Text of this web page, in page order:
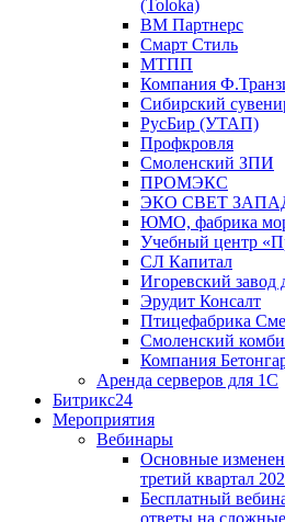
(Toloka)
ВМ Партнерс
Смарт Стиль
МТПП
Компания
Сибирский
РусБир (УТАП)
Профкровля
Смоленский ЗПИ
ПРОМЭКС
ЭКО СВЕТ
ЮМО, фабрика
Учебный центр
СЛ Капитал
Игоревский завод
Эрудит Консалт
Птицефабрика
Смоленский
Компания
Аренда серверов для 1С
Битрикс24
Мероприятия
Вебинары
Основные
третий квартал
Бесплатный